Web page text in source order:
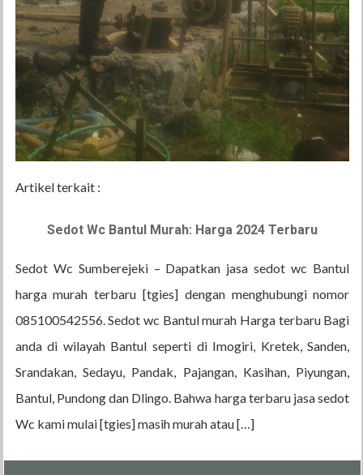
Artikel terkait :
Sedot Wc Bantul Murah: Harga 2024 Terbaru
Sedot Wc Sumberejeki – Dapatkan jasa sedot wc Bantul
harga murah terbaru [tgies] dengan menghubungi nomor
085100542556. Sedot wc Bantul murah Harga terbaru Bagi
anda di wilayah Bantul seperti di Imogiri, Kretek, Sanden,
Srandakan, Sedayu, Pandak, Pajangan, Kasihan, Piyungan,
Bantul, Pundong dan Dlingo. Bahwa harga terbaru jasa sedot
Wc kami mulai [tgies] masih murah atau […]